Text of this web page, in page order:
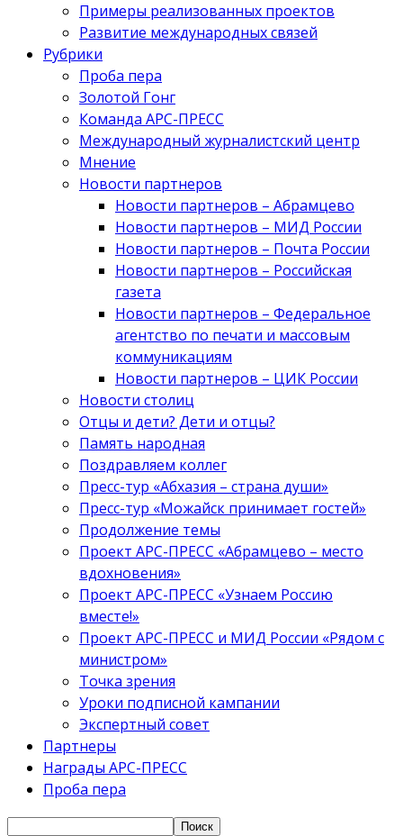
Примеры реализованных проектов
Развитие международных связей
Рубрики
Проба пера
Золотой Гонг
Команда АРС-ПРЕСС
Международный журналистский центр
Мнение
Новости партнеров
Новости партнеров – Абрамцево
Новости партнеров – МИД России
Новости партнеров – Почта России
Новости партнеров – Российская
газета
Новости партнеров – Федеральное
агентство по печати и массовым
коммуникациям
Новости партнеров – ЦИК России
Новости столиц
Отцы и дети? Дети и отцы?
Память народная
Поздравляем коллег
Пресс-тур «Абхазия – страна души»
Пресс-тур «Можайск принимает гостей»
Продолжение темы
Проект АРС-ПРЕСС «Абрамцево – место
вдохновения»
Проект АРС-ПРЕСС «Узнаем Россию
вместе!»
Проект АРС-ПРЕСС и МИД России «Рядом с
министром»
Точка зрения
Уроки подписной кампании
Экспертный совет
Партнеры
Награды АРС-ПРЕСС
Проба пера